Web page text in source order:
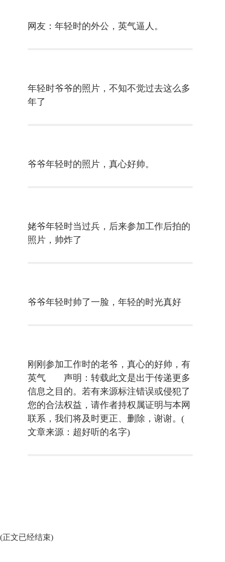
网友：年轻时的外公，英气逼人。
年轻时爷爷的照片，不知不觉过去这么多
年了
爷爷年轻时的照片，真心好帅。
姥爷年轻时当过兵，后来参加工作后拍的
照片，帅炸了
爷爷年轻时帅了一脸，年轻的时光真好
刚刚参加工作时的老爷，真心的好帅，有
英气 声明：转载此文是出于传递更多
信息之目的。若有来源标注错误或侵犯了
您的合法权益，请作者持权属证明与本网
联系，我们将及时更正、删除，谢谢。(
文章来源：超好听的名字)
(正文已经结束)